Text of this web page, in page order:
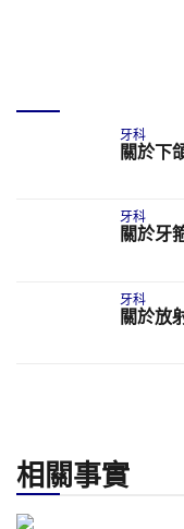
牙科
關於下
牙科
關於牙
牙科
關於放
相關事實